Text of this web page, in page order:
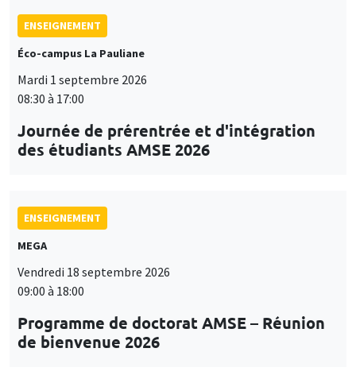
ENSEIGNEMENT
Éco-campus La Pauliane
Mardi 1 septembre 2026
08:30 à 17:00
Journée de prérentrée et d'intégration
des étudiants AMSE 2026
ENSEIGNEMENT
MEGA
Vendredi 18 septembre 2026
09:00 à 18:00
Programme de doctorat AMSE – Réunion
de bienvenue 2026